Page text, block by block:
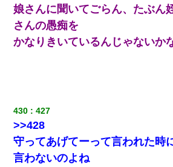
【まぬけ】夫「離婚だ！」私「わかった
だ！」私「いいけど弁護士通して。私も
【報告者がキチ】嫁「妊娠した」俺『それ
ら・・・
アパートのドアに『ハンザイ者！この人は
張り紙が！大家「面倒はごめんだよ」私
見回りで犯人が捕まったが、それが…｜
娘さんに聞いてごらん、たぶん
さんの愚痴を
かなりきいているんじゃないか
430 427
>>428
守ってあげてーって言われた時
言わないのよね